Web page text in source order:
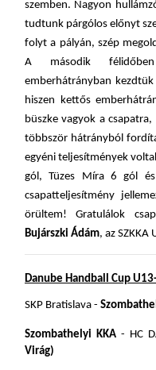
szemben. Nagyon
tudtunk párgólos előnyt
folyt a pályán, szép
A második
emberhátrányban
hiszen kettős
büszke vagyok a
többször hátrányból
egyéni teljesítmények
gól, Tüzes Míra 6 gól
csapatteljesítmény
örültem! Gratulálok
Bujárszki Ádám, az
Danube Handball Cup
SKP Bratislava -
Szombathelyi KKA- HC
Virág)